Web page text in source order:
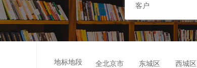
地标地段 全北京市 东城区 西城区